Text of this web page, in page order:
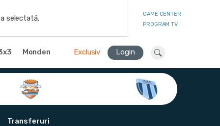
selectată.
GAME CENTER
PROGRAM TV
Monden Exclusiv Login
Transferuri